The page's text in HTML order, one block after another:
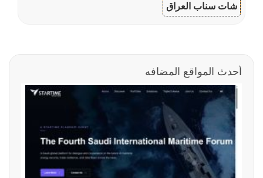
شات سناب العراق
أحدث المواقع المضافه